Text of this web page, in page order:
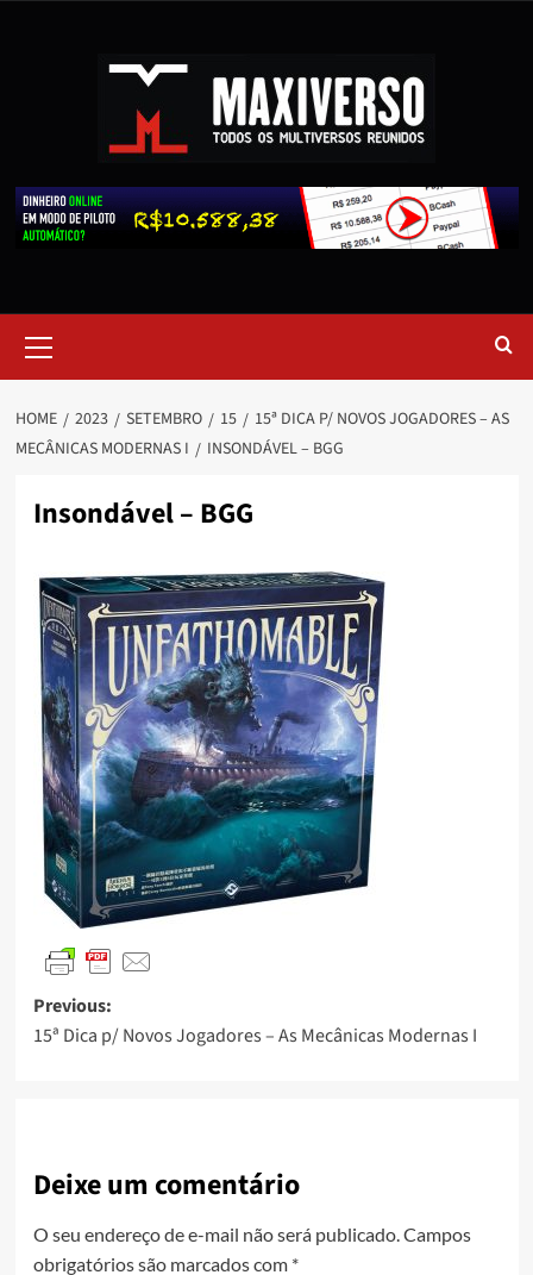
HOME 2023 SETEMBRO 15
15ª DICA P/ NOVOS JOGADORES – AS
MECÂNICAS MODERNAS I
INSONDÁVEL – BGG
Insondável – BGG
Previous:
15ª Dica p/ Novos Jogadores – As Mecânicas Modernas I
Deixe um comentário
O seu endereço de e-mail não será publicado. Campos
obrigatórios são marcados com *